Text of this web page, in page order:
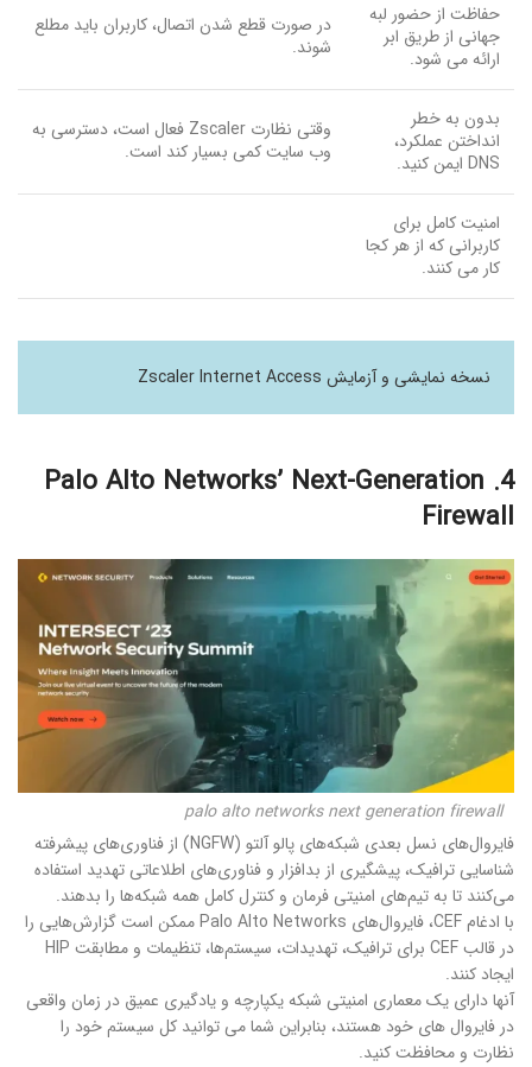
حفاظت از حضور لبه
جهانی از طریق ابر
ارائه می شود.
در صورت قطع شدن اتصال، کاربران باید مطلع
شوند.
بدون به خطر
انداختن عملکرد،
DNS ایمن کنید.
وقتی نظارت Zscaler فعال است، دسترسی به
وب سایت کمی بسیار کند است.
امنیت کامل برای
کاربرانی که از هر کجا
کار می کنند.
نسخه نمایشی و آزمایش Zscaler Internet Access
4. Palo Alto Networks’ Next-Generation
Firewall
palo alto networks next generation firewall
فایروال‌های نسل بعدی شبکه‌های پالو آلتو (NGFW) از فناوری‌های پیشرفته
شناسایی ترافیک، پیشگیری از بدافزار و فناوری‌های اطلاعاتی تهدید استفاده
می‌کنند تا به تیم‌های امنیتی فرمان و کنترل کامل همه شبکه‌ها را بدهند.
با ادغام CEF، فایروال‌های Palo Alto Networks ممکن است گزارش‌هایی را
در قالب CEF برای ترافیک، تهدیدات، سیستم‌ها، تنظیمات و مطابقت HIP
ایجاد کنند.
آنها دارای یک معماری امنیتی شبکه یکپارچه و یادگیری عمیق در زمان واقعی
در فایروال های خود هستند، بنابراین شما می توانید کل سیستم خود را
نظارت و محافظت کنید.